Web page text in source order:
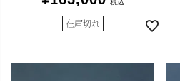
税込
在庫切れ